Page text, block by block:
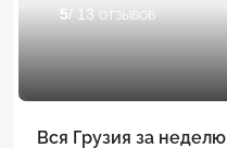
5/ 13 отзывов
Вся Грузия за неделю